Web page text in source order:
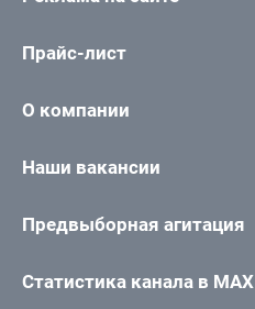
Прайс-лист
О компании
Наши вакансии
Предвыборная агитация
Статистика канала в MAX